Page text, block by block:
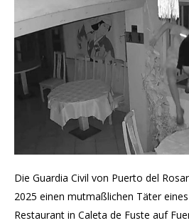
Die Guardia Civil von Puerto del
2025 einen mutmaßlichen Täter
Restaurant in Caleta de Fuste auf